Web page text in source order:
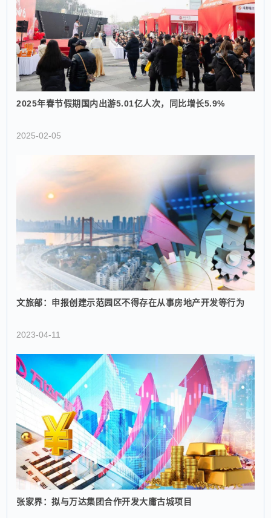
2025年春节假期国内出游5.01亿人次，同比增长5.9%
2025-02-05
文旅部：申报创建示范园区不得存在从事房地产开发等行为
2023-04-11
张家界：拟与万达集团合作开发大庸古城项目